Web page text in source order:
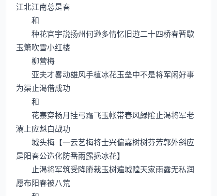
江北江南总是春
和
种花官宇説扬州何逊多情忆旧逰二十四桥春暂歇
玉箫吹雪小红楼
柳营梅
亚夫才畧动雄风手植冰花玉垒中不是将军闲好事
为渠止渇借成功
和
花寨穿杨月挂弓霜飞玉帐帯春风緑隂止渇将军老
灞上应魁白战功
城头梅【一云艺梅将士兴偏嘉树树芬芳郭外斜应
是阳春公造化防番雨露挹冰花】
止渇将军筑受降賸栽玉树遍城隍天家雨露无私润
愿布阳春被八荒